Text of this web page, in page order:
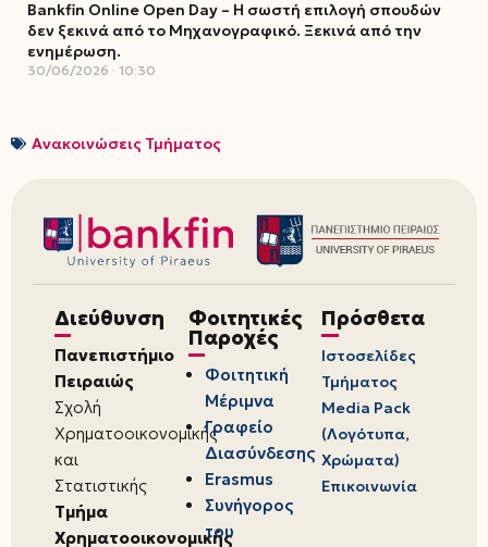
Bankfin Online Open Day – Η σωστή επιλογή σπουδών
δεν ξεκινά από το Μηχανογραφικό. Ξεκινά από την
ενημέρωση.
30/06/2026 10:30
Ανακοινώσεις Τμήματος
Διεύθυνση
Πανεπιστήμιο
Πειραιώς
Σχολή
Χρηματοοικονομικής
και
Στατιστικής
Τμήμα
Χρηματοοικονομικής
Φοιτητικές
Παροχές
Φοιτητική
Μέριμνα
Γραφείο
Διασύνδεσης
Erasmus
Συνήγορος
του
Πρόσθετα
Ιστοσελίδες
Τμήματος
Media Pack
(Λογότυπα,
Χρώματα)
Επικοινωνία